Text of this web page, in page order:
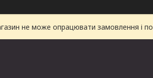
не може опрацювати замовлення і